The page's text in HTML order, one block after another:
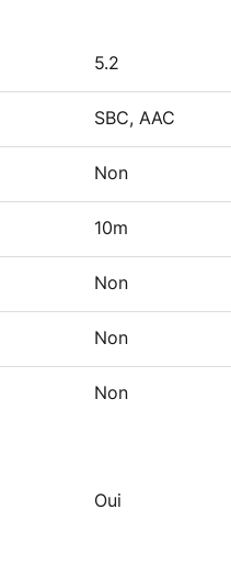
5.2
SBC, AAC
Non
10m
Non
Non
Non
Oui